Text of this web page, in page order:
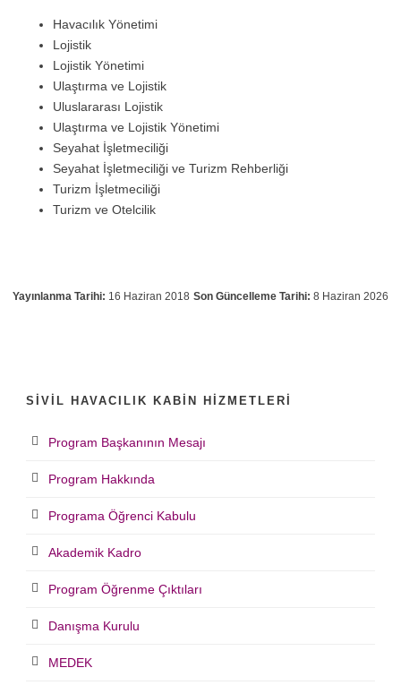
Havacılık Yönetimi
Lojistik
Lojistik Yönetimi
Ulaştırma ve Lojistik
Uluslararası Lojistik
Ulaştırma ve Lojistik Yönetimi
Seyahat İşletmeciliği
Seyahat İşletmeciliği ve Turizm Rehberliği
Turizm İşletmeciliği
Turizm ve Otelcilik
Yayınlanma Tarihi: 16 Haziran 2018 Son Güncelleme Tarihi: 8 Haziran 2026
SIVIL HAVACILIK KABIN HIZMETLERI
Program Başkanının Mesajı
Program Hakkında
Programa Öğrenci Kabulu
Akademik Kadro
Program Öğrenme Çıktıları
Danışma Kurulu
MEDEK